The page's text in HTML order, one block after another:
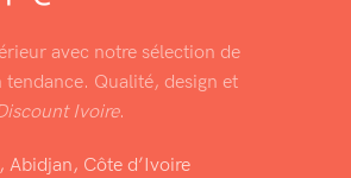
avec notre sélection de
Qualité, design et
Ivoire.
Côte d’Ivoire